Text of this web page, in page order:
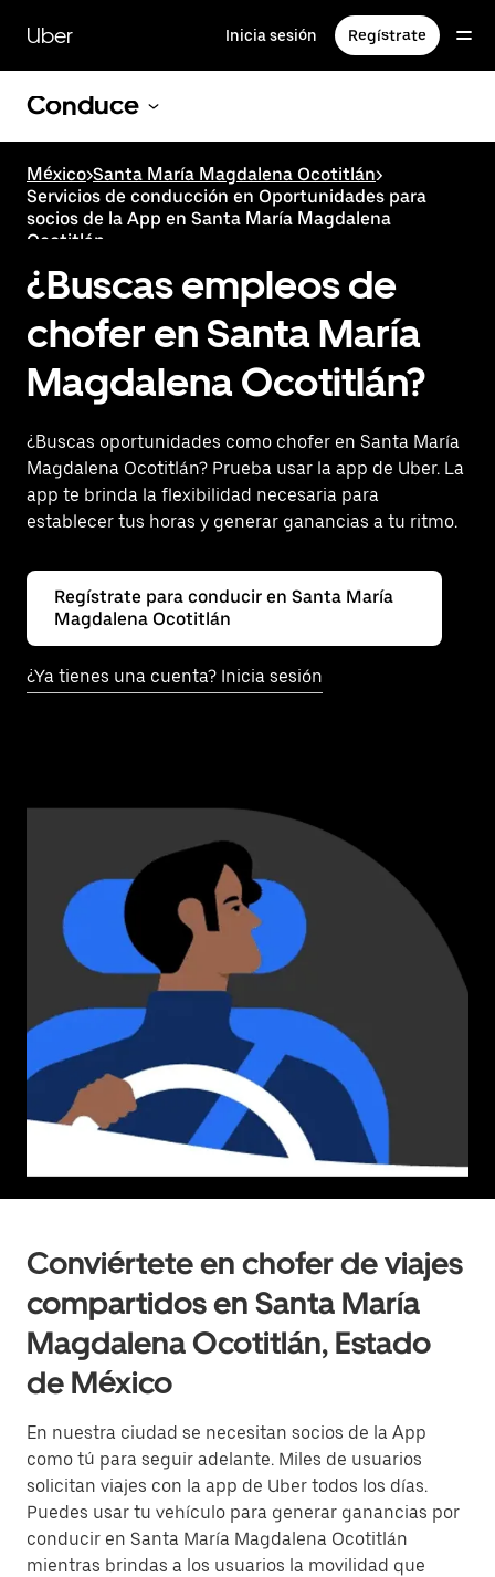
contenido
principal
Uber Inicia sesión Regístrate
Conduce
México>Santa María Magdalena Ocotitlán>
Servicios de conducción en Oportunidades para
socios de la App en Santa María Magdalena
Ocotitlán
¿Buscas empleos de
chofer en Santa María
Magdalena Ocotitlán?
¿Buscas oportunidades como chofer en Santa María
Magdalena Ocotitlán? Prueba usar la app de Uber. La
app te brinda la flexibilidad necesaria para
establecer tus horas y generar ganancias a tu ritmo.
Regístrate para conducir en Santa María
Magdalena Ocotitlán
¿Ya tienes una cuenta? Inicia sesión
Conviértete en chofer de viajes
compartidos en Santa María
Magdalena Ocotitlán, Estado
de México
En nuestra ciudad se necesitan socios de la App
como tú para seguir adelante. Miles de usuarios
solicitan viajes con la app de Uber todos los días.
Puedes usar tu vehículo para generar ganancias por
conducir en Santa María Magdalena Ocotitlán
mientras brindas a los usuarios la movilidad que